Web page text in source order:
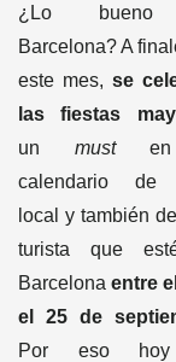
¿Lo
Barcelona? A
este mes, se
las fiestas
un musten
calendario de
local y también
turista que
Barcelonaentre
el 25 de
Por eso